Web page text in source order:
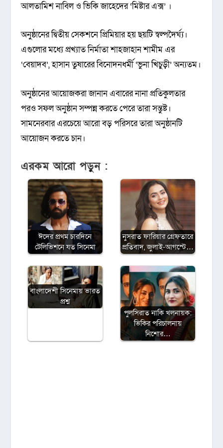
আলতামিশ নাবিল ও ভিকি জাহেদের ‘মিষ্টার এক্স’ ।
অনুষ্ঠানের দ্বিতীয় সেকশনে প্রিমিয়ার হয় ছয়টি স্বল্পদৈর্ঘ্য।
এগুলোর মধ্যে প্রখ্যাত নির্মাতা শাহজাহান শামীম এর
‘বেয়াদব’, হাসান তুষারের বিনোদনধর্মী ‘ভুনা খিচুড়ী’ অন্যতম।
অনুষ্ঠানের আয়োজকরা জানান এবারের নানা প্রতিকুলতার
পরও সফল অনুষ্ঠান সম্পন্ন করতে পেরে তারা সন্তুষ্ট।
সামনেরবার এরচেয়ে আরো বড় পরিসরে তারা অনুষ্ঠানটি
আয়োজন করতে চান।
এরকম আরো পড়ুন :
ঈদের প্রথম চারদিনে
টেলিভিশনে যত সিনেমা
নুসরাত ফারিয়ার গ্রেফতারে
প্রতিবাদ, জুলাই-আগস্টে…
বাংলাদেশী সিনেমায় ভারত
প্রশ্ন
পুলসিরাত নাকি খলনায়ক:
ভিকির পরিচালনায়
নিশোর…